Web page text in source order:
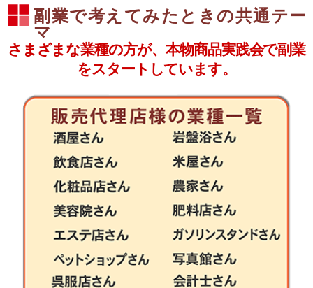
副業で考えてみたときの共通テー
マ
さまざまな業種の方が、本物商品実践会で副業
をスタートしています。